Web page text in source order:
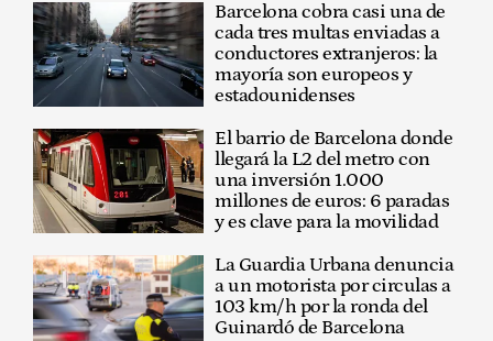
Barcelona cobra casi una de
cada tres multas enviadas a
conductores extranjeros: la
mayoría son europeos y
estadounidenses
El barrio de Barcelona donde
llegará la L2 del metro con
una inversión 1.000
millones de euros: 6 paradas
y es clave para la movilidad
La Guardia Urbana denuncia
a un motorista por circulas a
103 km/h por la ronda del
Guinardó de Barcelona